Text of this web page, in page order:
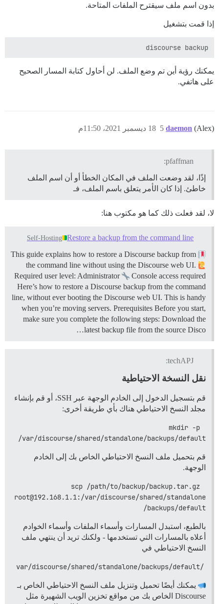
بدون اسم ملف سيقترح الملفات المتاحة.
إذا قمت بتشغيل
discourse backup
يمكنك رؤية أين تم وضع الملف. لن أحاول كتابة المسار الصحيح
على هاتفي.
daemon (Alex) 18 ديسمبر 2021، 11:50م 5
pfaffman:
إذًا، لقد وضعت الملف في المكان الخطأ أو أن اسم الملف
خاطئ. إذا كان الأمر يتعلق باسم الملف، فـ
لا، لقد فعلت ذلك كما هو مكتوب هنا:
Restore a backup from the command line
Self-Hosting
This guide explains how to restore a Discourse backup from
the command line without using the Discourse web UI.
Required user level: Administrator
Console access required
Here’s how to restore a Discourse backup from the command
line, without ever booting the Discourse web UI. This is handy
when you’re moving servers. Prerequisites Before you start,
make sure you complete the following steps: Download the
latest backup file from the source Disco…
techAPJ:
نقل النسخة الاحتياطية
قم بتسجيل الدخول إلى الخادم الوجهة عبر SSH، أو قم بإنشاء
مجلد النسخ الاحتياطي هناك بأي طريقة أخرى:
mkdir -p
/var/discourse/shared/standalone/backups/default
قم بتحميل ملف النسخ الاحتياطي الخاص بك إلى الخادم
الوجهة.
scp /path/to/backup/backup.tar.gz
root@192.168.1.1:/var/discourse/shared/standalone
/backups/default
بالطبع، استبدل المسارات وأسماء الملفات وأسماء الخوادم
أعلاه بالمسارات التي تستخدمها - ولكنك تريد أن ينتهي ملف
النسخ الاحتياطي في
/var/discourse/shared/standalone/backups/default
يمكنك أيضًا تحميل وتنزيل ملف النسخ الاحتياطي الخاص بـ
Discourse الخاص بك من مواقع تخزين الويب الشهيرة مثل